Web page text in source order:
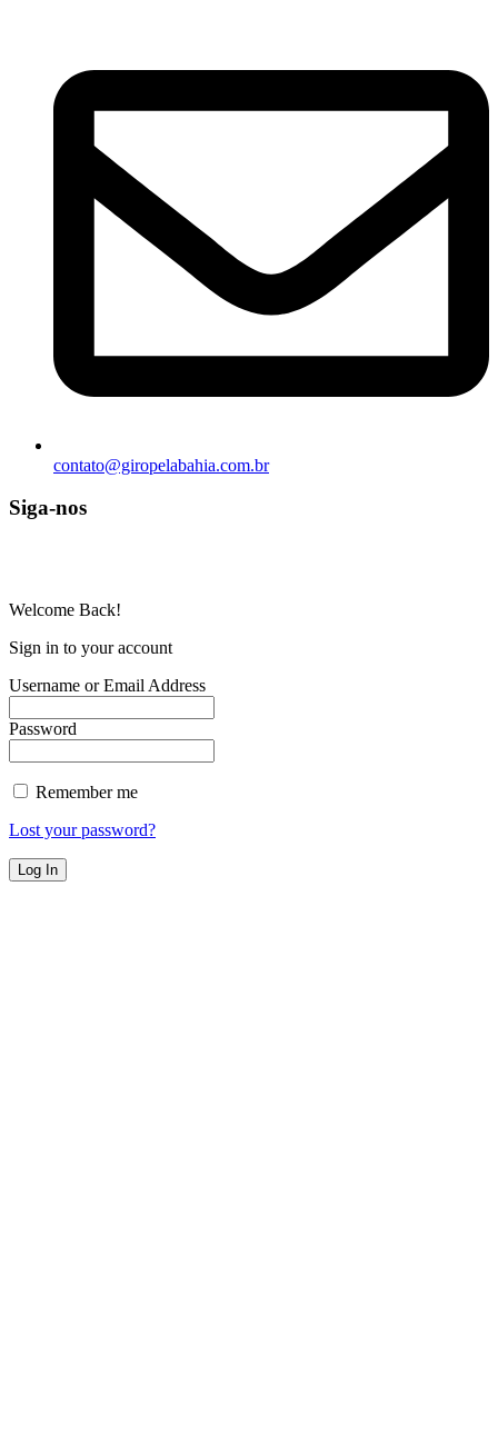
contato@giropelabahia.com.br
Siga-nos
Welcome Back!
Sign in to your account
Username or Email Address
Password
Remember me
Lost your password?